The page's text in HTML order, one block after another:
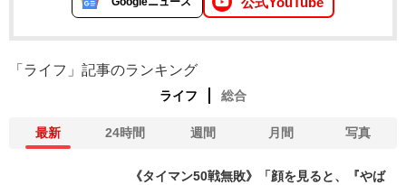
「ライフ」記事のランキング
ライフ 総合
最新 24時間 週間 月間 写真
《タイマン50戦無敗》「顔を見ると、『やば